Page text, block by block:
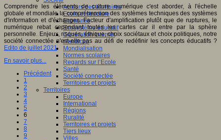
Acteurs des territoires
Ecole et structure
Economie
Ecosystème éducatif
Génération internet
Handicap
Mondialisation
Normes scolaires
Regards sur l’Ecole
Santé
Société connectée
Territoires et projets
Territoires
Europe
International
Régions
Ruralité
Territoires et projets
Tiers lieux
Villes
Comprendre les éléments de culture numérique c'est aborder, à l'échelle
globale et mondiale la compréhension des systèmes techniques des systèmes
d'information et d'échanges. Facteur d'amplification plutôt que de ruptures, le
numérique rebat cependant toutes les cartes car il entre par la sphère
personnelle. Enjeux, risques, éthique, choix sociétaux et choix politiques, notre
société connectée n'est-elle pas au défi de redéfinir les concepts éducatifs ?
Edito de juillet 2021
En savoir plus...
Précédent
1
2
3
4
5
6
7
8
9